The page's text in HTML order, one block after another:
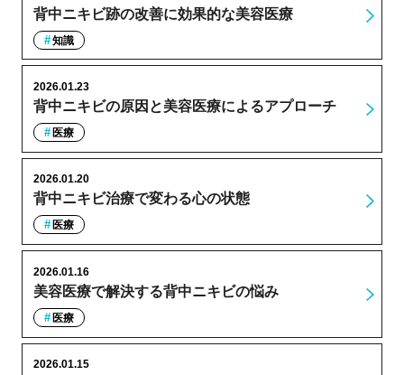
背中ニキビ跡の改善に効果的な美容医療
知識
背中ニキビの原因と美容医療によるアプローチ
2026.01.23
医療
背中ニキビ治療で変わる心の状態
2026.01.20
医療
美容医療で解決する背中ニキビの悩み
2026.01.16
医療
2026.01.15